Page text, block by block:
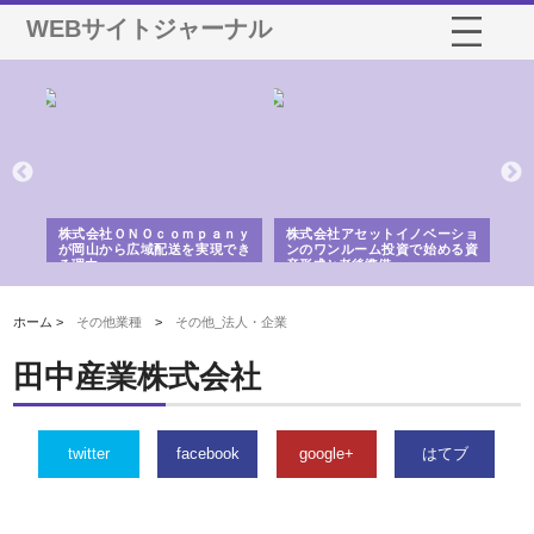
WEBサイトジャーナル
株式会社ＯＮＯｃｏｍｐａｎｙ
が岡山から広域配送を実現でき
る理由
株式会社アセットイノベーショ
ンのワンルーム投資で始める資
産形成と老後準備
ホーム > その他業種 > その他_法人・企業
田中産業株式会社
twitter facebook google+ はてブ